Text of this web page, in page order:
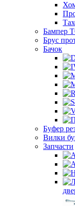
Бампер
Брус
Бачок
Буфер
Вилки
Запчасти